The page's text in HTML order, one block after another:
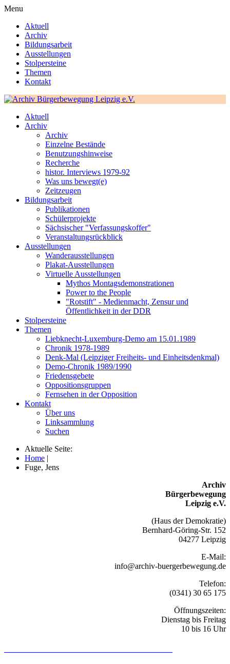
Menu
Aktuell
Archiv
Bildungsarbeit
Ausstellungen
Stolpersteine
Themen
Kontakt
Aktuell
Archiv
Archiv
Einzelne Bestände
Benutzungshinweise
Recherche
histor. Interviews 1979-92
Was uns bewegt(e)
Zeitzeugen
Bildungsarbeit
Publikationen
Schülerprojekte
Sächsischer "Verfassungskoffer"
Veranstaltungsrückblick
Ausstellungen
Wanderausstellungen
Plakat-Ausstellungen
Virtuelle Ausstellungen
Mythos Montagsdemonstrationen
Power to the People
"Rotstift" - Medienmacht, Zensur und
Öffentlichkeit in der DDR
Stolpersteine
Themen
Liebknecht-Luxemburg-Demo am 15.01.1989
Chronik 1978-1989
Denk-Mal (Leipziger Freiheits- und Einheitsdenkmal)
Demo-Chronik 1989/1990
Friedensgebete
Oppositionsgruppen
Fernsehen in der Opposition
Kontakt
Über uns
Linksammlung
Suchen
Aktuelle Seite:
Home |
Fuge, Jens
Archiv
Bürgerbewegung
Leipzig e.V.
(Haus der Demokratie)
Bernhard-Göring-Str. 152
04277 Leipzig
E-Mail:
info@archiv-buergerbewegung.de
Telefon:
(0341) 30 65 175
Öffnungszeiten:
Dienstag bis Freitag
10 bis 16 Uhr